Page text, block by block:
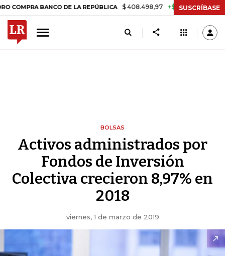
BANCO DE LA REPÚBLICA $ 408.498,97 +$ 8.753,81 +2,19%
SUSCRÍBASE
BOLSAS
Activos administrados por
Fondos de Inversión
Colectiva crecieron 8,97% en
2018
viernes, 1 de marzo de 2019